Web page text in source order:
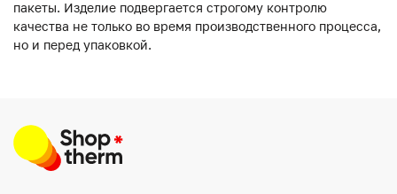
пакеты. Изделие подвергается строгому контролю
качества не только во время производственного процесса,
но и перед упаковкой.